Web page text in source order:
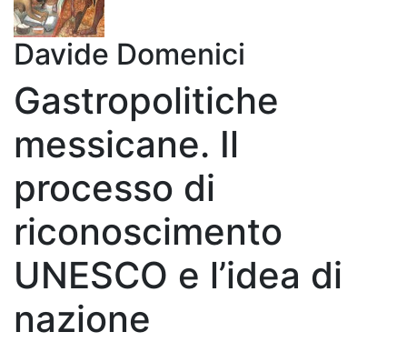
Davide Domenici
Gastropolitiche
messicane. Il
processo di
riconoscimento
UNESCO e l’idea di
nazione